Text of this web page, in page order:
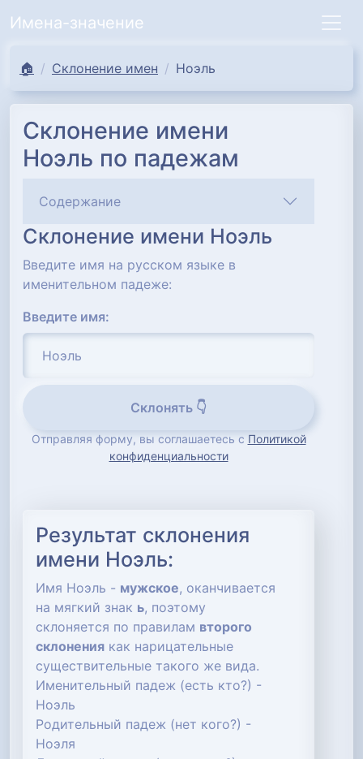
Имена-значение
🏠 Склонение имен Ноэль
Склонение имени
Ноэль по падежам
Содержание
Склонение имени Ноэль
Введите имя на русском языке в
именительном падеже:
Введите имя:
Склонять 👇
Отправляя форму, вы соглашаетесь с Политикой
конфиденциальности
Результат склонения
имени Ноэль:
Имя Ноэль - мужское, оканчивается
на мягкий знак ь, поэтому
склоняется по правилам второго
склонения как нарицательные
существительные такого же вида.
Именительный падеж (есть кто?) -
Ноэль
Родительный падеж (нет кого?) -
Ноэля